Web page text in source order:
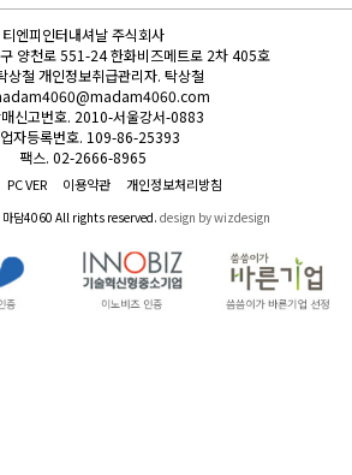
티엔피인터내셔날 주식회사
양천로 551-24 한화비즈메트로 2차 405호
상철 개인정보취급관리자. 탁상철
신고번호. 2010-서울강서-0883
자등록번호. 109-86-25393
팩스. 02-2666-8965
PC VER 이용약관 개인정보처리방침
담4060 All rights reserved.design by wizdesign